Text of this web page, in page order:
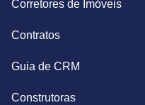
Corretores de Imóveis
Contratos
Guia de CRM
Construtoras